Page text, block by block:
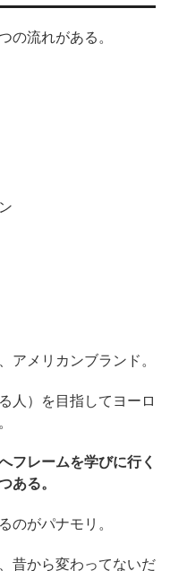
の流れがある。
アメリカンブランド。
人）を目指してヨーロ
フレームを学びに行く
ある。
のがパナモリ。
昔から変わってないだ